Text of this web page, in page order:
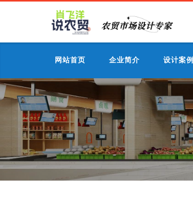
网站首页 企业简介 设计案例